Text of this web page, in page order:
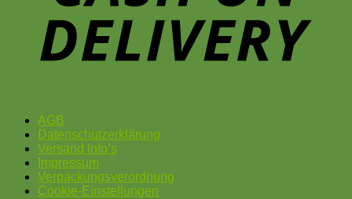
AGB
Datenschutzerklärung
Versand Info’s
Impressum
Verpackungsverordnung
Cookie-Einstellungen